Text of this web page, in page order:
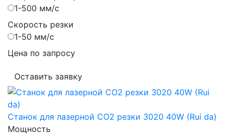
1-500 мм/с
Скорость резки
1-50 мм/с
Цена по запросу
Оставить заявку
Станок для лазерной CO2 резки 3020 40W (Rui da)
Мощность